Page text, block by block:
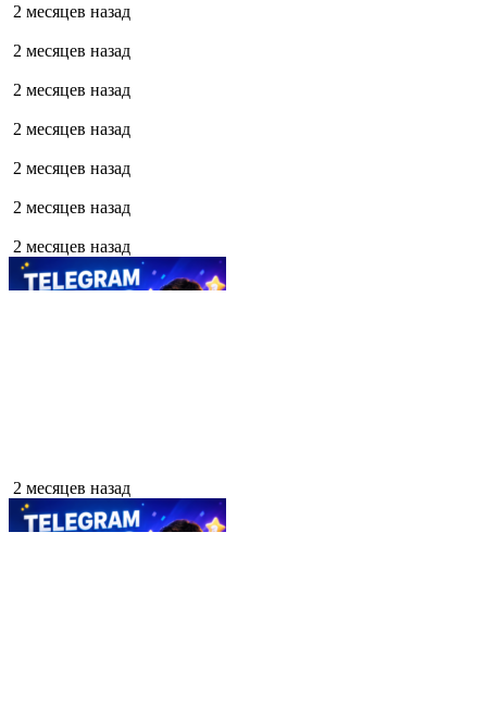
2 месяцев назад
2 месяцев назад
2 месяцев назад
2 месяцев назад
2 месяцев назад
2 месяцев назад
2 месяцев назад
2 месяцев назад